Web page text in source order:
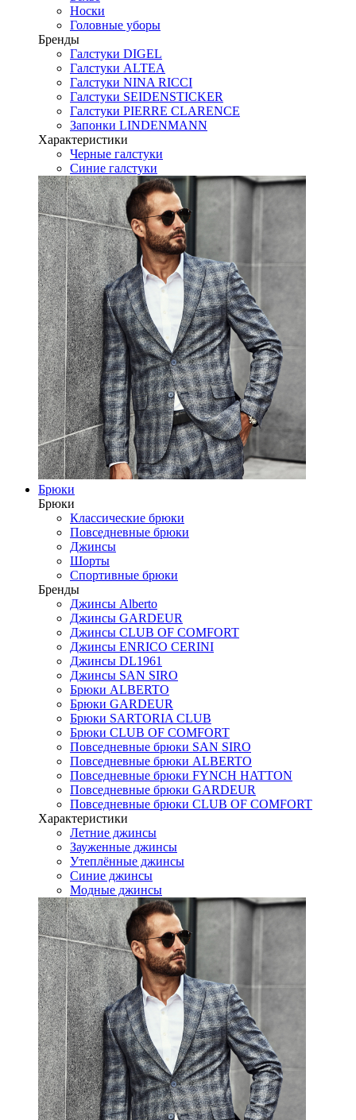
Носки
Головные уборы
Бренды
Галстуки DIGEL
Галстуки ALTEA
Галстуки NINA RICCI
Галстуки SEIDENSTICKER
Галстуки PIERRE CLARENCE
Запонки LINDENMANN
Характеристики
Черные галстуки
Синие галстуки
Брюки
Брюки
Классические брюки
Повседневные брюки
Джинсы
Шорты
Спортивные брюки
Бренды
Джинсы Alberto
Джинсы GARDEUR
Джинсы CLUB OF COMFORT
Джинсы ENRICO CERINI
Джинсы DL1961
Джинсы SAN SIRO
Брюки ALBERTO
Брюки GARDEUR
Брюки SARTORIA CLUB
Брюки CLUB OF COMFORT
Повседневные брюки SAN SIRO
Повседневные брюки ALBERTO
Повседневные брюки FYNCH HATTON
Повседневные брюки GARDEUR
Повседневные брюки CLUB OF COMFORT
Характеристики
Летние джинсы
Зауженные джинсы
Утеплённые джинсы
Синие джинсы
Модные джинсы